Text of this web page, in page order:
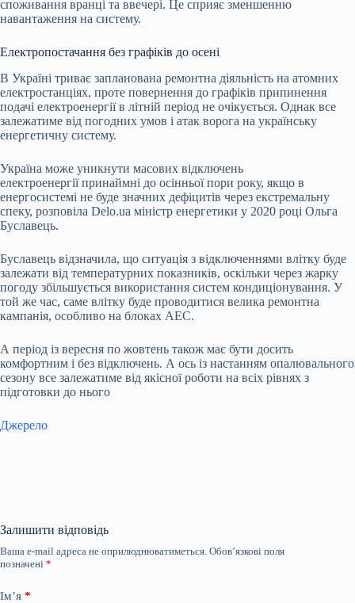
споживання вранці та ввечері. Це сприяє зменшенню
навантаження на систему.
Електропостачання без графіків до осені
В Україні триває запланована ремонтна діяльність на атомних
електростанціях, проте повернення до графіків припинення
подачі електроенергії в літній період не очікується. Однак все
залежатиме від погодних умов і атак ворога на українську
енергетичну систему.
Україна може уникнути масових відключень
електроенергії принаймні до осінньої пори року, якщо в
енергосистемі не буде значних дефіцитів через екстремальну
спеку, розповіла Delo.ua міністр енергетики у 2020 році Ольга
Буславець.
Буславець відзначила, що ситуація з відключеннями влітку буде
залежати від температурних показників, оскільки через жарку
погоду збільшується використання систем кондиціонування. У
той же час, саме влітку буде проводитися велика ремонтна
кампанія, особливо на блоках АЕС.
А період із вересня по жовтень також має бути досить
комфортним і без відключень. А ось із настанням опалювального
сезону все залежатиме від якісної роботи на всіх рівнях з
підготовки до нього
Джерело
Залишити відповідь
Ваша e-mail адреса не оприлюднюватиметься. Обов’язкові поля
позначені *
Ім’я *